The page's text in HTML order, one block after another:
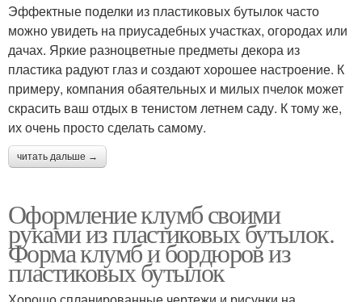
Эффектные поделки из пластиковых бутылок часто
можно увидеть на приусадебных участках, огородах или
дачах. Яркие разноцветные предметы декора из
пластика радуют глаз и создают хорошее настроение. К
примеру, компания обаятельных и милых пчелок может
скрасить ваш отдых в тенистом летнем саду. К тому же,
их очень просто сделать самому.
читать дальше →
Оформление клумб своими
руками из пластиковых бутылок.
Форма клумб и бордюров из
пластиковых бутылок